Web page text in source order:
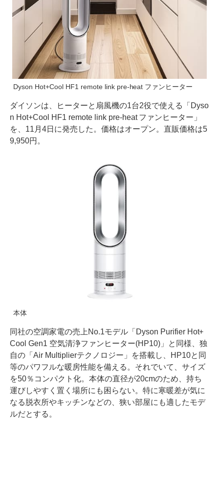
Dyson Hot+Cool HF1 remote link pre-heat ファンヒーター
ダイソンは、ヒーターと扇風機の1台2役で使える「Dyso
n Hot+Cool HF1 remote link pre-heat ファンヒーター」
を、11月4日に発売した。価格はオープン。直販価格は5
9,950円。
本体
同社の空調家電の売上No.1モデル「Dyson Purifier Hot+
Cool Gen1 空気清浄ファンヒーター(HP10)」と同様、独
自の「Air Multiplierテクノロジー」を搭載し、HP10と同
等のパワフルな暖房性能を備える。それでいて、サイズ
を50％コンパクト化。本体の直径が20cmのため、持ち
運びしやすく置く場所にも困らない。特に寒暖差が気に
なる脱衣所やキッチンなどの、狭い部屋にも適したモデ
ルだとする。